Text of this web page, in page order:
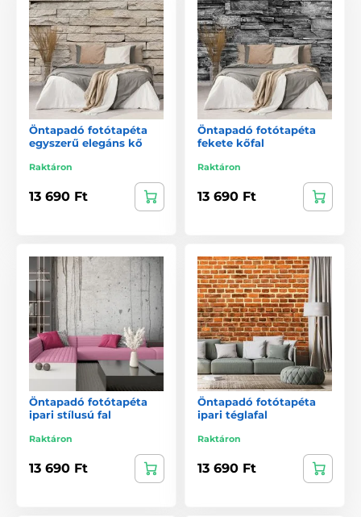
Öntapadó fotótapéta
egyszerű elegáns kő
Raktáron
13 690 Ft
Öntapadó fotótapéta
fekete kőfal
Raktáron
13 690 Ft
Öntapadó fotótapéta
ipari stílusú fal
Raktáron
13 690 Ft
Öntapadó fotótapéta
ipari téglafal
Raktáron
13 690 Ft